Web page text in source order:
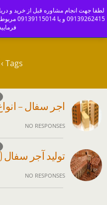
ajoranco_zapas
Tags › آجر رسی
اجر سفال –
NO RESPONSES
تولید آجر
NO RESPONSES
لطفا جهت انجام مشاوره قبل از خرید و